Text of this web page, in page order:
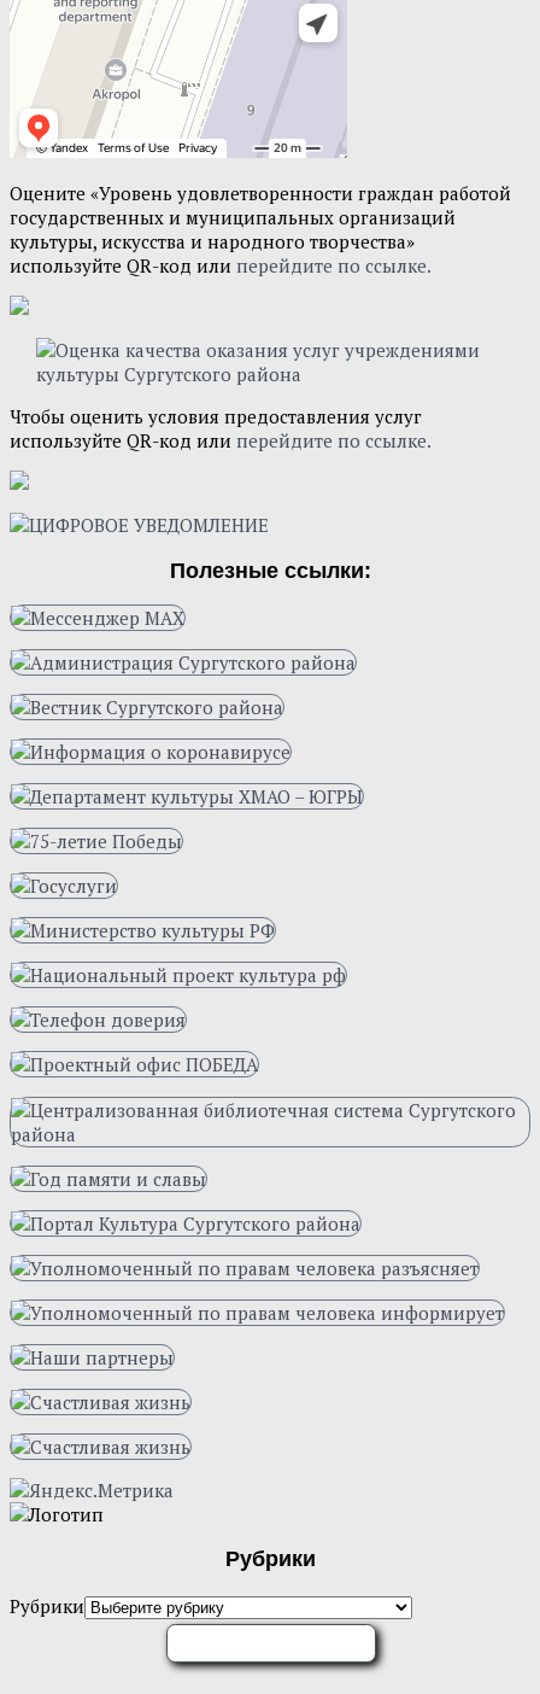
Оцените «Уровень удовлетворенности граждан работой
государственных и муниципальных организаций
культуры, искусства и народного творчества»
используйте QR-код или перейдите по ссылке.
Чтобы оценить условия предоставления услуг
используйте QR-код или перейдите по ссылке.
Полезные ссылки:
Рубрики
Рубрики